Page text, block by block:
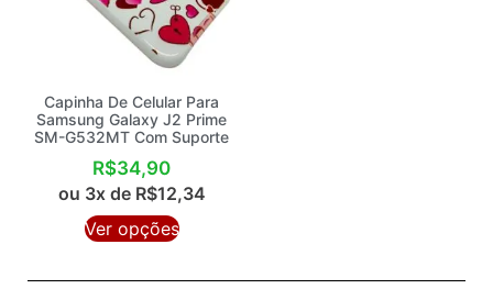
Capinha De Celular Para
Samsung Galaxy J2 Prime
SM-G532MT Com Suporte
R$34,90
ou 3x de R$12,34
Ver opções